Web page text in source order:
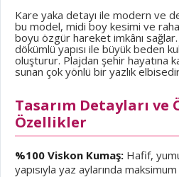
Kare yaka detayı ile modern ve
bu model, midi boy kesimi ve
boyu özgür hareket imkânı sağlar.
dökümlü yapısı ile büyük beden
oluşturur. Plajdan şehir hayatına
sunan çok yönlü bir yazlık
Tasarım Detayları ve
Özellikler
%100 Viskon Kumaş: Hafif,
yapısıyla yaz aylarında